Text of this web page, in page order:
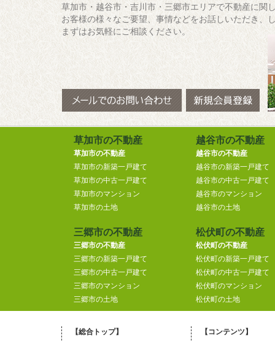
草加市・越谷市・吉川市・三郷市エリアで不動産に関
お客様の様々なご要望、事情などをお話しいただき、
まずはお気軽にご相談ください。
草加市の不動産
草加市の不動産
草加市の新築一戸建て
草加市の中古一戸建て
草加市のマンション
草加市の土地
越谷市の不動産
越谷市の不動産
越谷市の新築一戸建て
越谷市の中古一戸建て
越谷市のマンション
越谷市の土地
三郷市の不動産
三郷市の不動産
三郷市の新築一戸建て
三郷市の中古一戸建て
三郷市のマンション
三郷市の土地
松伏町の不動産
松伏町の不動産
松伏町の新築一戸建て
松伏町の中古一戸建て
松伏町のマンション
松伏町の土地
【総合トップ】
【コンテンツ】